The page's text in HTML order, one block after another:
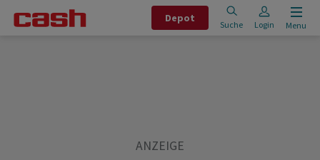
Depot
Suche Login Menu